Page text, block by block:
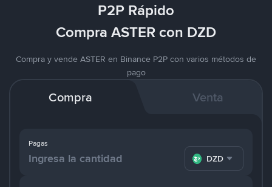
P2P Rápido
Compra ASTER con DZD
Compra y vende ASTER en Binance P2P con varios métodos de
pago
Compra Venta
Pagas
DZD